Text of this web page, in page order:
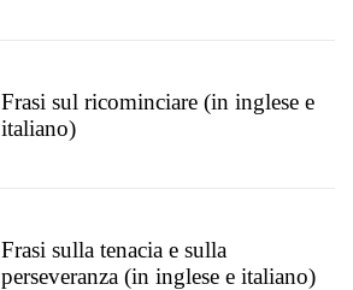
Frasi sul ricominciare (in inglese e
italiano)
Frasi sulla tenacia e sulla
perseveranza (in inglese e italiano)